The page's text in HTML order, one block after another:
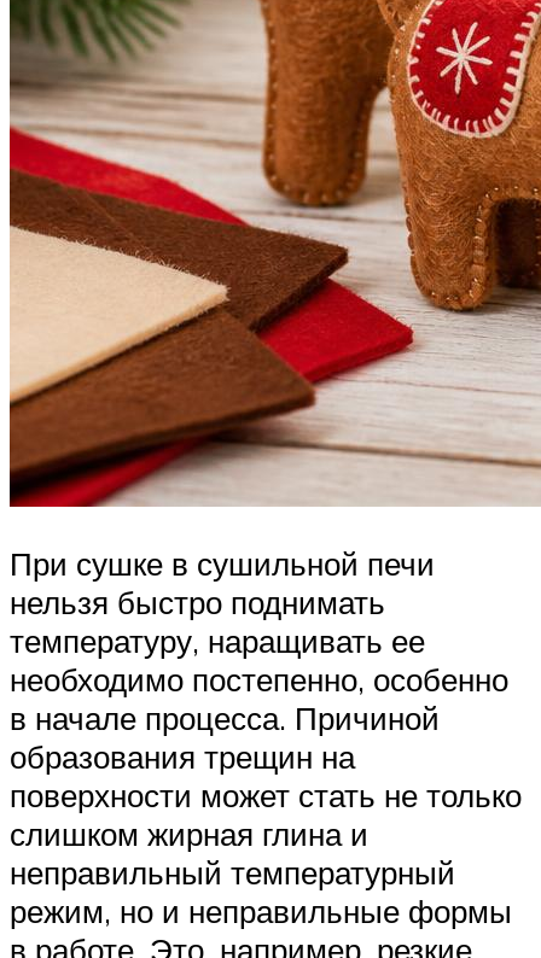
При сушке в сушильной печи
нельзя быстро поднимать
температуру, наращивать ее
необходимо постепенно, особенно
в начале процесса. Причиной
образования трещин на
поверхности может стать не только
слишком жирная глина и
неправильный температурный
режим, но и неправильные формы
в работе. Это, например, резкие